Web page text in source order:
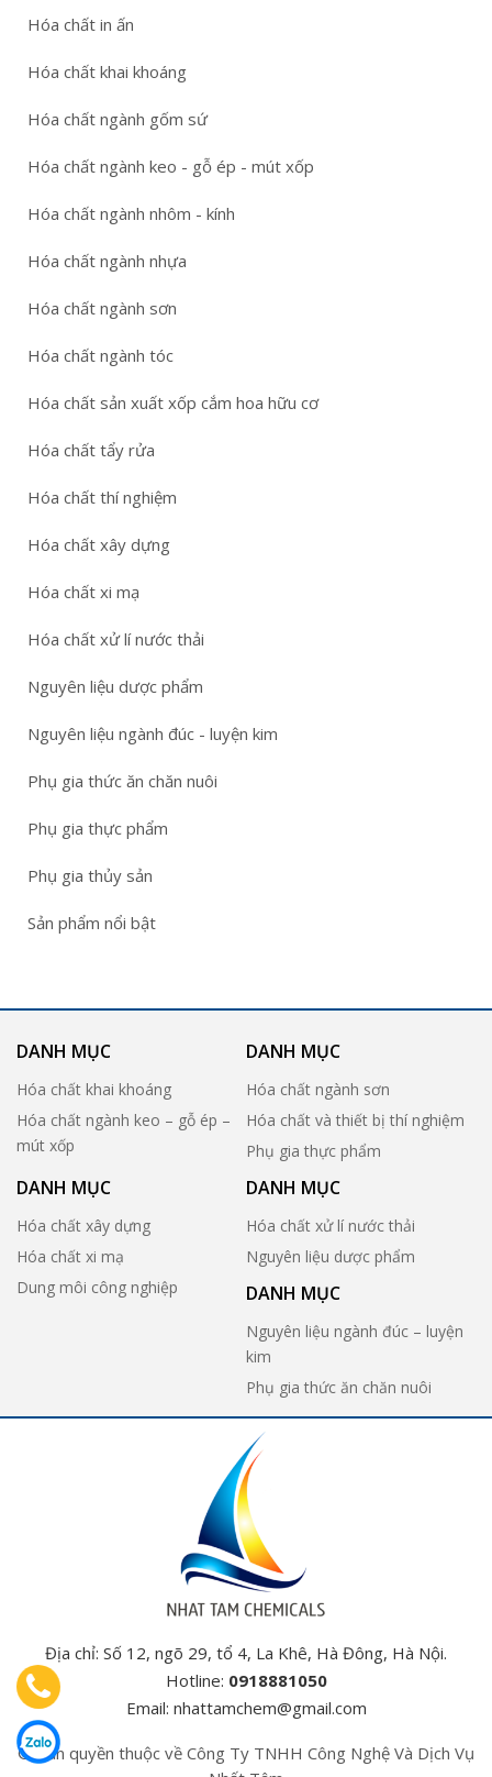
Hóa chất in ấn
Hóa chất khai khoáng
Hóa chất ngành gốm sứ
Hóa chất ngành keo - gỗ ép - mút xốp
Hóa chất ngành nhôm - kính
Hóa chất ngành nhựa
Hóa chất ngành sơn
Hóa chất ngành tóc
Hóa chất sản xuất xốp cắm hoa hữu cơ
Hóa chất tẩy rửa
Hóa chất thí nghiệm
Hóa chất xây dựng
Hóa chất xi mạ
Hóa chất xử lí nước thải
Nguyên liệu dược phẩm
Nguyên liệu ngành đúc - luyện kim
Phụ gia thức ăn chăn nuôi
Phụ gia thực phẩm
Phụ gia thủy sản
Sản phẩm nổi bật
DANH MỤC
Hóa chất khai khoáng
Hóa chất ngành keo – gỗ ép –
mút xốp
DANH MỤC
Hóa chất ngành sơn
Hóa chất và thiết bị thí nghiệm
Phụ gia thực phẩm
DANH MỤC
Hóa chất xây dựng
Hóa chất xi mạ
Dung môi công nghiệp
DANH MỤC
Hóa chất xử lí nước thải
Nguyên liệu dược phẩm
DANH MỤC
Nguyên liệu ngành đúc – luyện
kim
Phụ gia thức ăn chăn nuôi
Địa chỉ: Số 12, ngõ 29, tổ 4, La Khê, Hà Đông, Hà Nội.
Hotline: 0918881050
Email: nhattamchem@gmail.com
© Bản quyền thuộc về Công Ty TNHH Công Nghệ Và Dịch Vụ